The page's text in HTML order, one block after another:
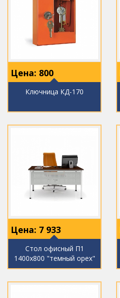
Цена: 800
Ключница КД-170
Цена: 7 933
Стол офисный П1
1400х800 "темный орех"